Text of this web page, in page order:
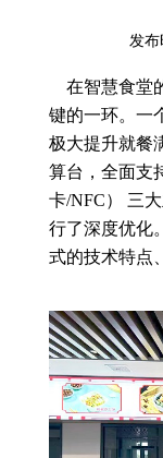
发
在智慧食堂
键的一环。一
极大提升就餐
算台，全面支
卡/NFC） 三
行了深度优化
式的技术特点